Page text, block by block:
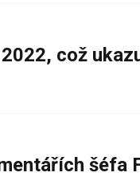
což
šéfa